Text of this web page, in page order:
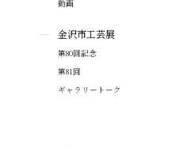
動画
金沢市工芸展
第80回記念
第81回
ギャラリートーク